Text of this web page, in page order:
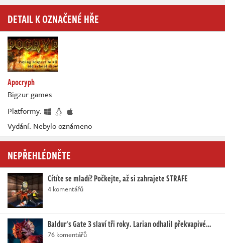
DETAIL K OZNAČENÉ HŘE
Apocryph
Bigzur games
Platformy:
Vydání: Nebylo oznámeno
NEPŘEHLÉDNĚTE
Cítíte se mladí? Počkejte, až si zahrajete STRAFE
4 komentářů
Baldur's Gate 3 slaví tři roky. Larian odhalil překvapivé…
76 komentářů